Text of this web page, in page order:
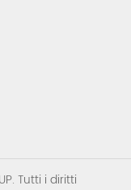
Tutti i diritti